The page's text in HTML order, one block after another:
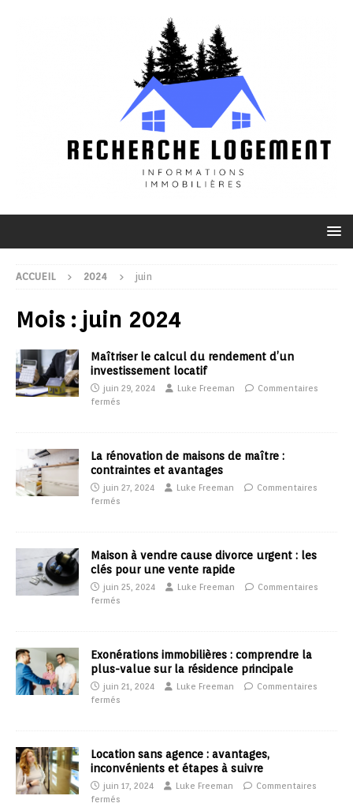
ACCUEIL 2024 juin
Mois : juin 2024
Maîtriser le calcul du rendement d’un
investissement locatif
juin 29, 2024 Luke Freeman
Commentaires
fermés
La rénovation de maisons de maître :
contraintes et avantages
juin 27, 2024 Luke Freeman
Commentaires
fermés
Maison à vendre cause divorce urgent : les
clés pour une vente rapide
juin 25, 2024 Luke Freeman
Commentaires
fermés
Exonérations immobilières : comprendre la
plus-value sur la résidence principale
juin 21, 2024 Luke Freeman
Commentaires
fermés
Location sans agence : avantages,
inconvénients et étapes à suivre
juin 17, 2024 Luke Freeman
Commentaires
fermés